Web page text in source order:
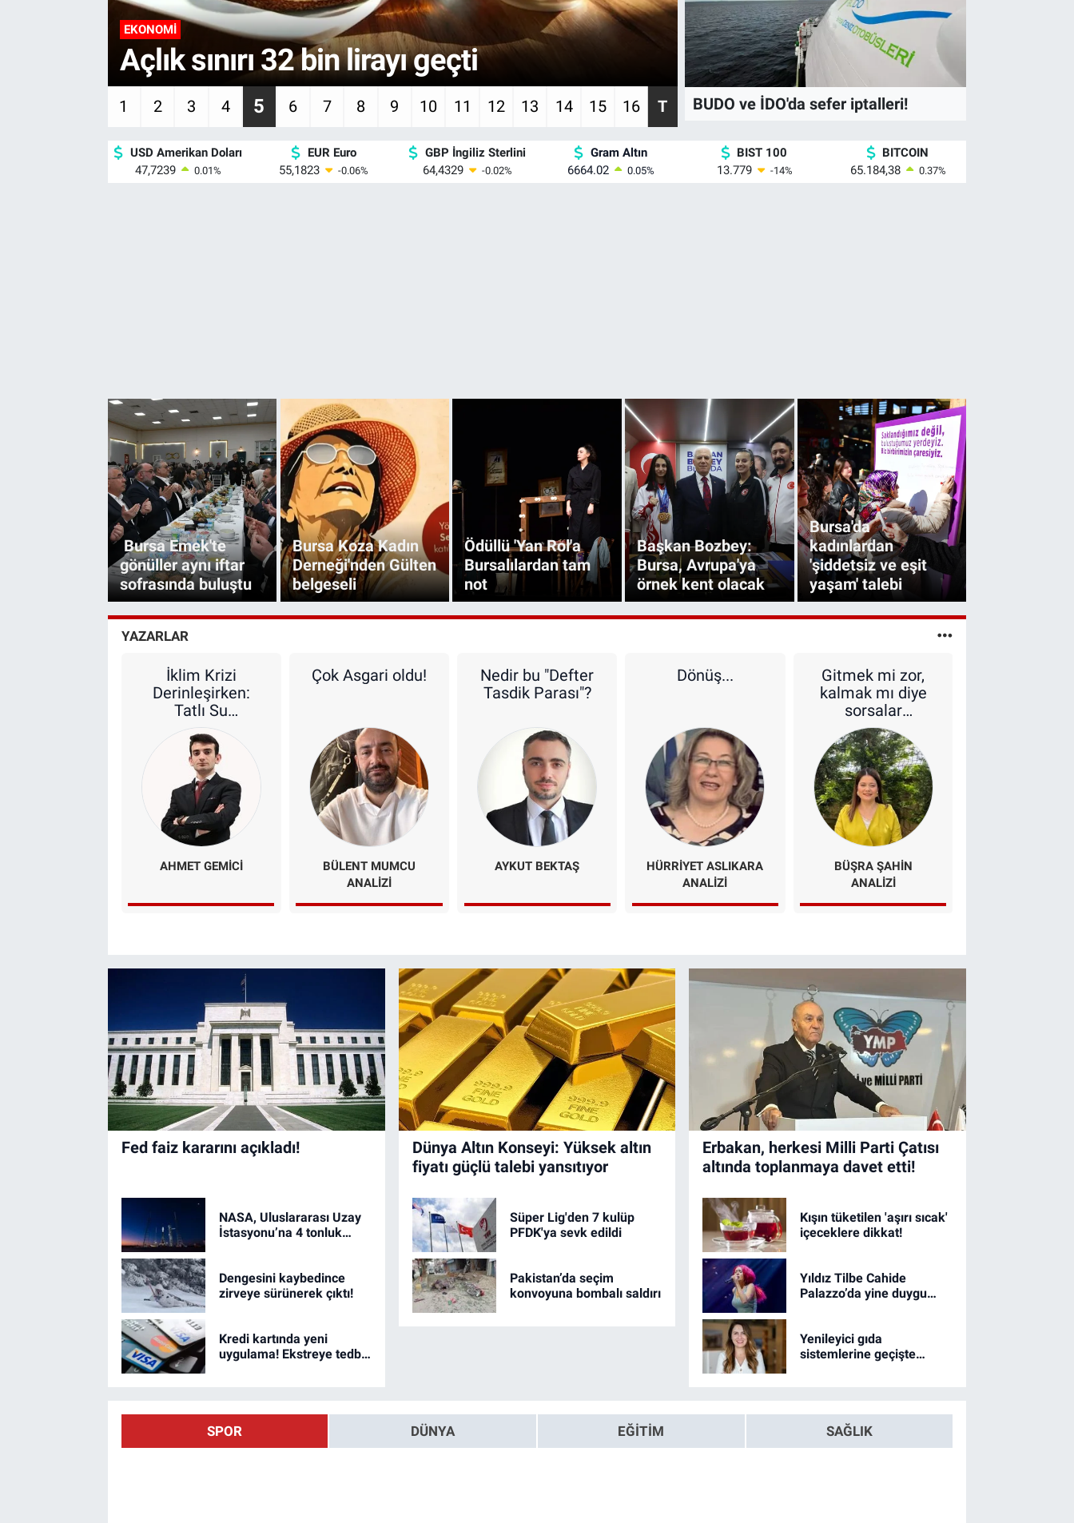
Instagram'da bunları aratınca ailelere
mesaj gönderilecek
Vatandaşlık maaşı müjde idi
oluyor
1 2 3 4 5 6 7 8 9 10 11 12 13 14 15 16 T BUDO ve İDO'da sefer iptalleri!
USD Amerikan Doları
47,7239
0.01%
EUR Euro
55,1823
-0.06%
GBP İngiliz Sterlini
64,4329
-0.02%
Gram Altın
6664.02
0.05%
BIST 100
13.779
-14%
BITCOIN
65.184,38
0.37%
Bursa Emek'te
gönüller aynı iftar
sofrasında buluştu
Bursa Koza Kadın
Derneği'nden Gülten
belgeseli
Ödüllü 'Yan Rol'a
Bursalılardan tam
not
Başkan Bozbey:
Bursa, Avrupa'ya
örnek kent olacak
Bursa'da
kadınlardan
'şiddetsiz ve eşit
yaşam' talebi
YAZARLAR
İklim Krizi
Derinleşirken:
Tatlı Su
Kaynakları
Tehlikede
AHMET GEMICI
Çok Asgari oldu!
BÜLENT MUMCU
ANALİZİ
Nedir bu "Defter
Tasdik Parası"?
AYKUT BEKTAŞ
Dönüş...
HÜRRIYET ASLIKARA
ANALIZI
Gitmek mi zor,
kalmak mı diye
sorsalar
Türkiye’de
yaşamak derim!
BÜŞRA ŞAHIN
ANALİZİ
Fed faiz kararını açıkladı!
NASA, Uluslararası Uzay
İstasyonu’na 4 tonluk
Dengesini kaybedince
zirveye sürünerek çıktı!
Kredi kartında yeni
uygulama! Ekstreye tedbir
Dünya Altın Konseyi: Yüksek altın
fiyatı güçlü talebi yansıtıyor
Süper Lig'den 7 kulüp
PFDK'ya sevk edildi
Pakistan’da seçim
konvoyuna bombalı saldırı
Erbakan, herkesi Milli Parti Çatısı
altında toplanmaya davet etti!
Kışın tüketilen 'aşırı sıcak'
içeceklere dikkat!
Yıldız Tilbe Cahide
Palazzo’da yine duygu
Yenileyici gıda
sistemlerine geçişte
SPOR DÜNYA EĞİTİM SAĞLIK